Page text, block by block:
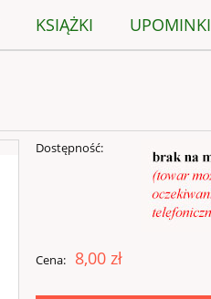
KSIĄŻKI UPOMINKI
Dostępność:
Cena: 8,00 zł